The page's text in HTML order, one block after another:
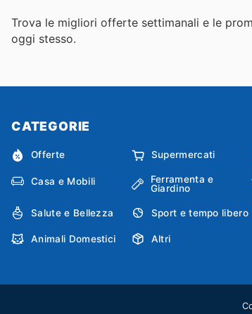
Trova le migliori offerte settimanali e le
oggi stesso.
CATEGORIE
Offerte Supermercati
Casa e Mobili
Ferramenta e
Giardino
Salute e Bellezza Sport e tempo libero
Animali Domestici Altri